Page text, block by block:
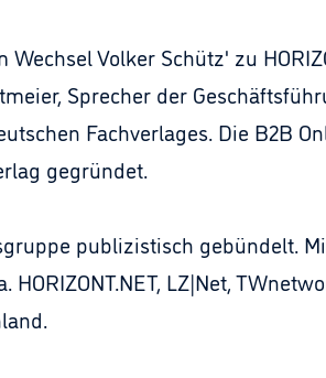
Volker Schütz' zu
Sprecher der
Fachverlages. Die B2B
gegründet.
publizistisch gebündelt.
LZ|Net,